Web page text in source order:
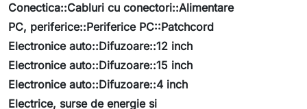
Conectica::Cabluri cu conectori::Alimentare
PC, periferice::Periferice PC::Patchcord
Electronice auto::Difuzoare::12 inch
Electronice auto::Difuzoare::15 inch
Electronice auto::Difuzoare::4 inch
Electrice, surse de energie si